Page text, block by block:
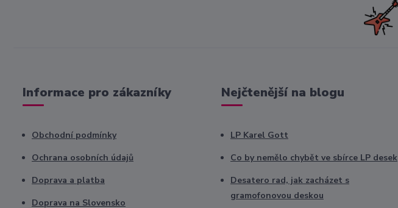
Informace pro zákazníky
Obchodní podmínky
Ochrana osobních údajů
Doprava a platba
Doprava na Slovensko
Nejčtenější na blogu
LP Karel Gott
Co by nemělo chybět ve sbírce LP desek
Desatero rad, jak zacházet s
gramofonovou deskou